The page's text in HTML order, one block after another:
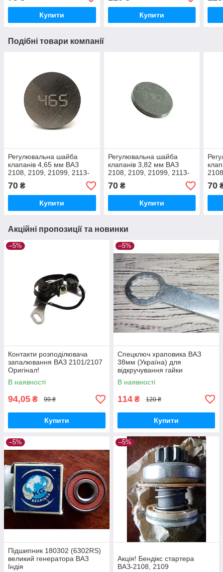
Купити Купити
Подібні товари компанії
Регулювальна шайба
клапанів 4,65 мм ВАЗ
2108, 2109, 21099, 2113-
70 ₴
Купити
Регулювальна шайба
клапанів 3,82 мм ВАЗ
2108, 2109, 21099, 2113-
70₴
Купити
70
Акційні пропозиції та новинки
–5%
Контакти розподілювача
запалювання ВАЗ 2101/2107
Оригінал!
В наявності
94,05 ₴ 99 ₴
Купити
–5%
Спецключ храповика ВАЗ
38мм (Україна) для
відкручування гайки
колінвалу 2101-07
В наявності
114 ₴ 120 ₴
Купити
–5%
Підшипник 180302 (6302RS)
великий генератора ВАЗ
Індія
–5%
Акція! Бендікс стартера
ВАЗ-2108, 2109